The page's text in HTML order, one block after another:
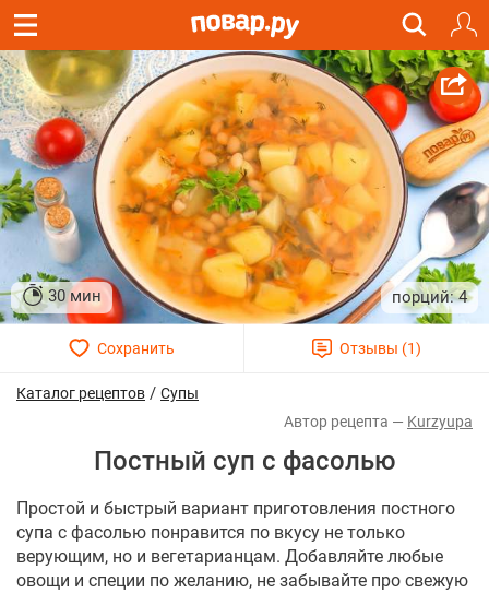
30 мин 4
Каталог рецептов / Супы
Kurzyupa
Постный суп с фасолью
Простой и быстрый вариант приготовления постного
супа с фасолью понравится по вкусу не только
верующим, но и вегетарианцам. Добавляйте любые
овощи и специи по желанию, не забывайте про свежую